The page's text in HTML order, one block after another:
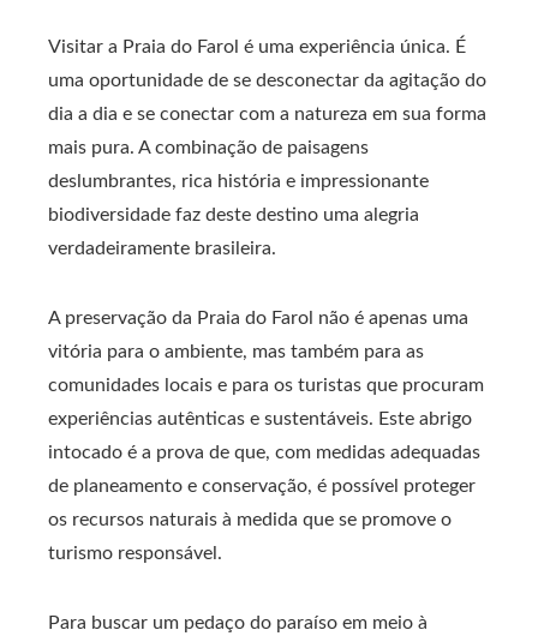
Visitar a Praia do Farol é uma experiência única. É
uma oportunidade de se desconectar da agitação do
dia a dia e se conectar com a natureza em sua forma
mais pura. A combinação de paisagens
deslumbrantes, rica história e impressionante
biodiversidade faz deste destino uma alegria
verdadeiramente brasileira.
A preservação da Praia do Farol não é apenas uma
vitória para o ambiente, mas também para as
comunidades locais e para os turistas que procuram
experiências autênticas e sustentáveis. Este abrigo
intocado é a prova de que, com medidas adequadas
de planeamento e conservação, é possível proteger
os recursos naturais à medida que se promove o
turismo responsável.
Para buscar um pedaço do paraíso em meio à